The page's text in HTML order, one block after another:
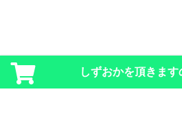
しずおかを頂きま